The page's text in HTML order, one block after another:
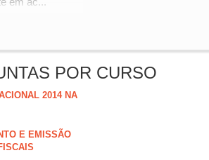
POR CURSO
2014 NA
E EMISSÃO